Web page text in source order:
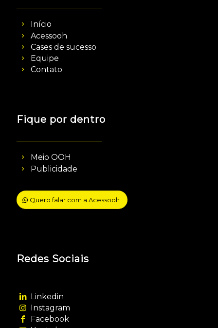
Início
Acessooh
Cases de sucesso
Equipe
Contato
Fique por dentro
Meio OOH
Publicidade
Quero falar com a Acessooh
Redes Sociais
Linkedin
Instagram
Facebook